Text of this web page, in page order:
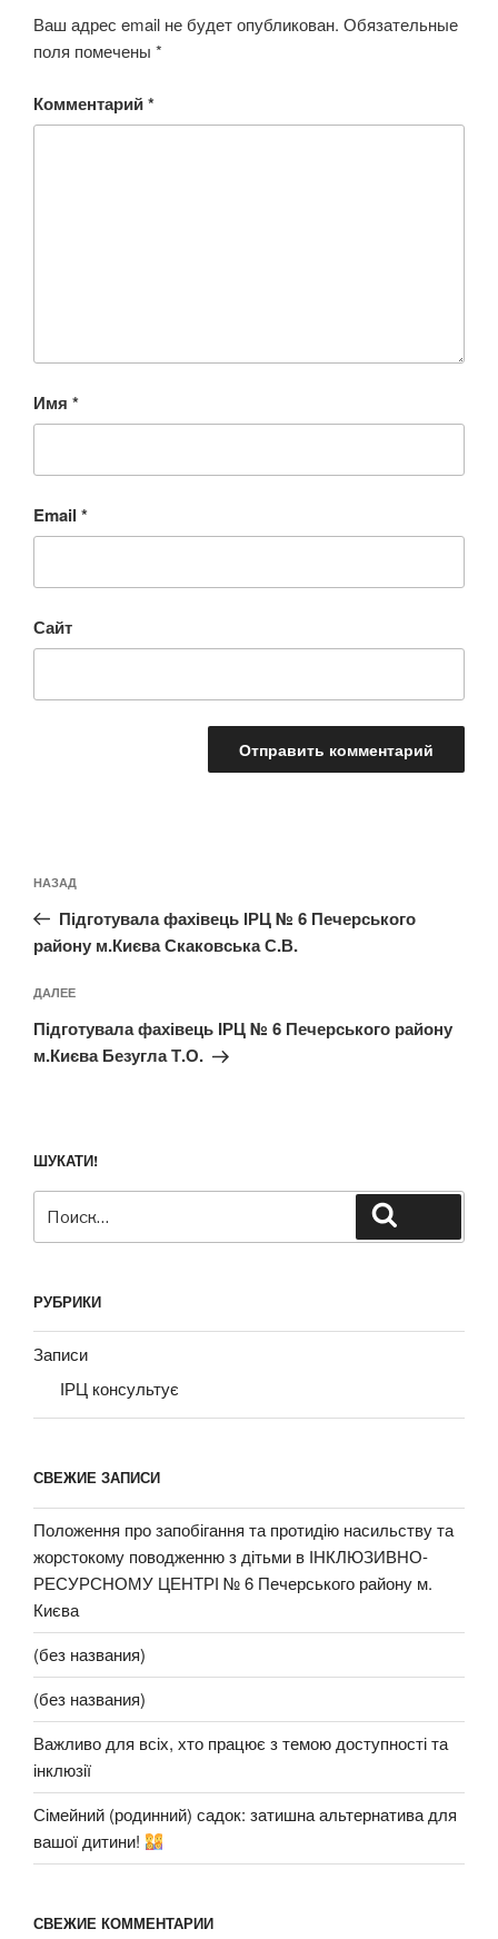
Ваш адрес email не будет опубликован. Обязательные
поля помечены *
Комментарий*
Имя *
Email *
Сайт
по
записям
Предыдущая
запись:
НАЗАД
Підготувала фахівець ІРЦ № 6 Печерського
району м.Києва Скаковська С.В.
Следующая
запись
ДАЛЕЕ
Підготувала фахівець ІРЦ № 6 Печерського району
м.Києва Безугла Т.О.
ШУКАТИ!
РУБРИКИ
Записи
ІРЦ консультує
СВЕЖИЕ ЗАПИСИ
Положення про запобігання та протидію насильству та
жорстокому поводженню з дітьми в ІНКЛЮЗИВНО-
РЕСУРСНОМУ ЦЕНТРІ № 6 Печерського району м.
Києва
(без названия)
(без названия)
Важливо для всіх, хто працює з темою доступності та
інклюзії
Сімейний (родинний) садок: затишна альтернатива для
вашої дитини!
СВЕЖИЕ КОММЕНТАРИИ